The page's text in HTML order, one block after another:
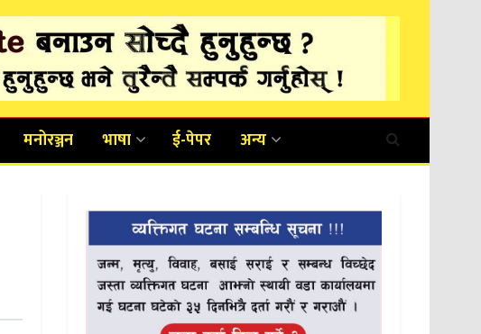
मनोरञ्जन भाषा ई-पेपर अन्य